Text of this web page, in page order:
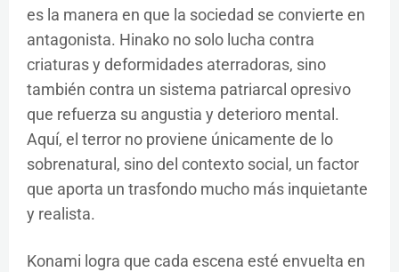
es la manera en que la sociedad se convierte en
antagonista. Hinako no solo lucha contra
criaturas y deformidades aterradoras, sino
también contra un sistema patriarcal opresivo
que refuerza su angustia y deterioro mental.
Aquí, el terror no proviene únicamente de lo
sobrenatural, sino del contexto social, un factor
que aporta un trasfondo mucho más inquietante
y realista.
Konami logra que cada escena esté envuelta en